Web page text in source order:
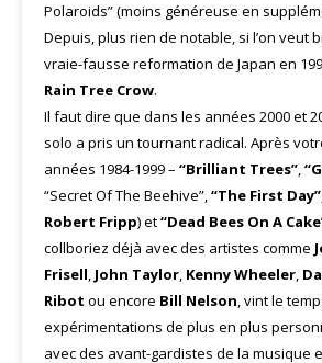
Polaroids” (moins généreuse en
Depuis, plus rien de notable, si l’on veut
vraie-fausse reformation de Japan en
Rain Tree Crow.
Il faut dire que dans les années 2000 et
solo a pris un tournant radical. Après
années 1984-1999 – “Brilliant Trees”,
“Secret Of The Beehive”,“The First Day”
Robert Fripp) et“Dead Bees On A
collboriez déjà avec des artistes comme
Frisell, John Taylor, Kenny Wheeler,
Ribot ou encore Bill Nelson, vint le
expérimentations de plus en plus
avec des avant-gardistes de la musique